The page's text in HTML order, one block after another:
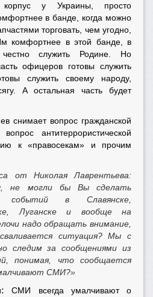
корпус у Украины, просто
в банде, когда можно
торговать, чем угодно,
комфортнее в этой банде, в
служить Родине. Но
офицеров готовы служить
служить своему народу,
А остальная часть будет
снимает вопрос гражданской
антитеррористической
к «правосекам» и прочим
от Николая Лаврентьева:
не могли бы Вы сделать
событий в Славянске,
Луганске и вообще на
надо обращать внимание,
ситуация? Мы с
следим за сообщениями из
понимая, что сообщается
СМИ?»
СМИ всегда умалчивают о